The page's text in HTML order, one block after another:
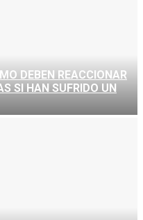
DEBEN REACCIONAR
SI HAN SUFRIDO UN